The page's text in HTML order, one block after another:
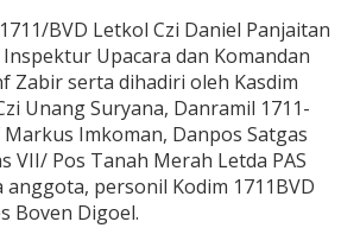
BVD Letkol Czi Daniel Panjaitan
Upacara dan Komandan
Zabir serta dihadiri oleh Kasdim
Unang Suryana, Danramil 1711-
Imkoman, Danpos Satgas
VII/ Pos Tanah Merah Letda PAS
anggota, personil Kodim 1711BVD
Boven Digoel.